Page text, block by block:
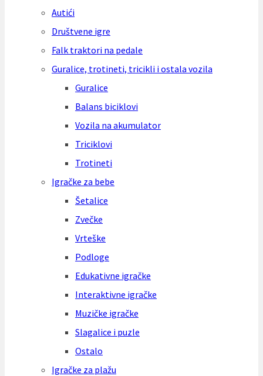
Autići
Društvene igre
Falk traktori na pedale
Guralice, trotineti, tricikli i ostala vozila
Guralice
Balans biciklovi
Vozila na akumulator
Triciklovi
Trotineti
Igračke za bebe
Šetalice
Zvečke
Vrteške
Podloge
Edukativne igračke
Interaktivne igračke
Muzičke igračke
Slagalice i puzle
Ostalo
Igračke za plažu